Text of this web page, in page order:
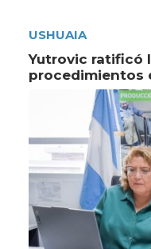
USHUAIA
Yutrovic ratificó
procedimientos